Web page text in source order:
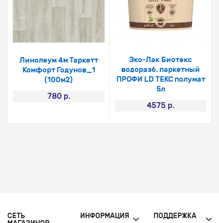
Линолеум 4м Таркетт
Комфорт Годунов_1
(100м2)
780 р.
Эко-Лак Биотекс
водоразб. паркетный
ПРОФИ LD ТЕКС полумат
5л
4575 р.
СЕТЬ
ИНФОРМАЦИЯ ПОДДЕРЖКА